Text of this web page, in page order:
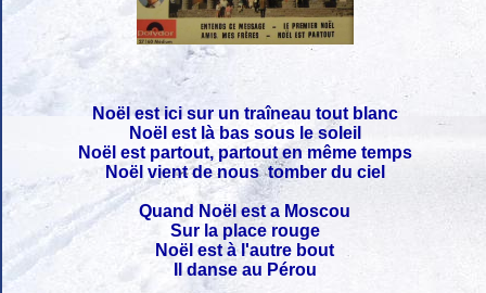
Noël est ici sur un traîneau tout blanc
Noël est là bas sous le soleil
Noël est partout, partout en même temps
Noël vient de nous tomber du ciel
Quand Noël est a Moscou
Sur la place rouge
Noël est à l'autre bout
Il danse au Pérou